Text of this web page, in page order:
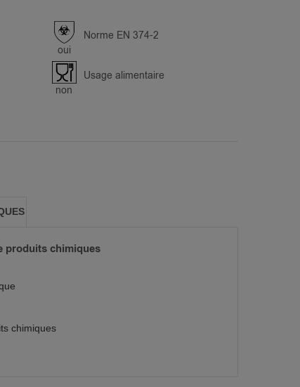
oui
Norme EN 374-2
non
Usage alimentaire
produits chimiques
chimiques